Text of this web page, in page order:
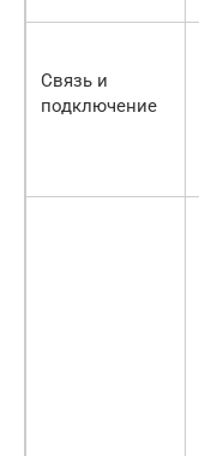
Связь и
подключение